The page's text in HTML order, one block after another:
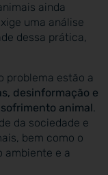
ainda
uma análise
dessa prática,
problema estão a
desinformação e
animal
da sociedade e
bem como o
ambiente e a